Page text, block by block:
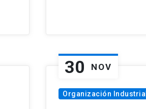
30 NOV
Organización Industrial